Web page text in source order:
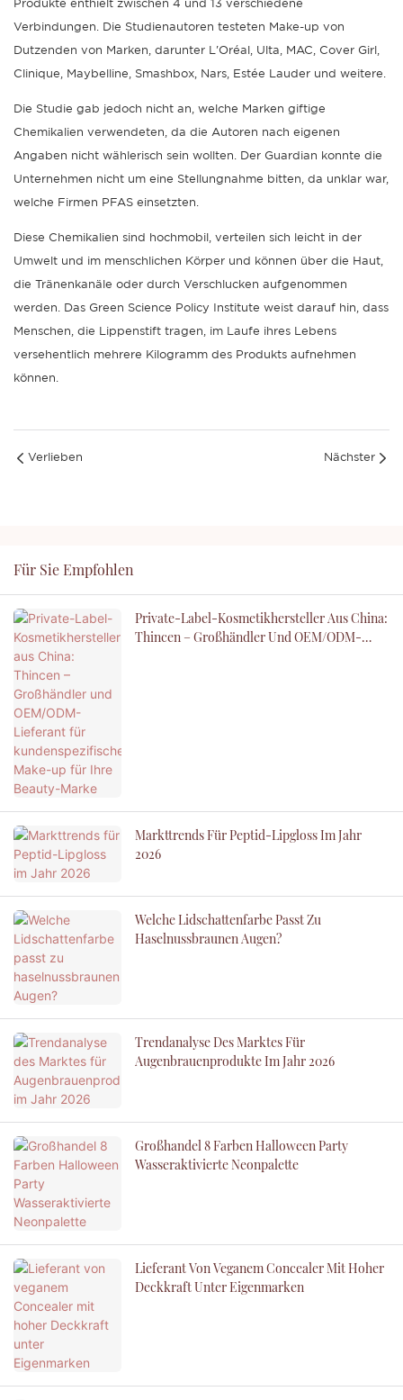
Produkte enthielt zwischen 4 und 13 verschiedene
Verbindungen. Die Studienautoren testeten Make-up von
Dutzenden von Marken, darunter L'Oréal, Ulta, MAC, Cover Girl,
Clinique, Maybelline, Smashbox, Nars, Estée Lauder und weitere.
Die Studie gab jedoch nicht an, welche Marken giftige
Chemikalien verwendeten, da die Autoren nach eigenen
Angaben nicht wählerisch sein wollten. Der Guardian konnte die
Unternehmen nicht um eine Stellungnahme bitten, da unklar war,
welche Firmen PFAS einsetzten.
Diese Chemikalien sind hochmobil, verteilen sich leicht in der
Umwelt und im menschlichen Körper und können über die Haut,
die Tränenkanäle oder durch Verschlucken aufgenommen
werden. Das Green Science Policy Institute weist darauf hin, dass
Menschen, die Lippenstift tragen, im Laufe ihres Lebens
versehentlich mehrere Kilogramm des Produkts aufnehmen
können.
Verlieben Nächster
Für Sie Empfohlen
Private-Label-Kosmetikhersteller Aus China:
Thincen – Großhändler Und OEM/ODM-
Markttrends Für Peptid-Lipgloss Im Jahr
2026
Welche Lidschattenfarbe Passt Zu
Haselnussbraunen Augen?
Trendanalyse Des Marktes Für
Augenbrauenprodukte Im Jahr 2026
Großhandel 8 Farben Halloween Party
Wasseraktivierte Neonpalette
Lieferant Von Veganem Concealer Mit Hoher
Deckkraft Unter Eigenmarken